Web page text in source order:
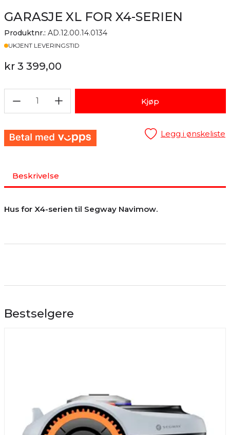
GARASJE XL FOR X4-SERIEN
Produktnr.: AD.12.00.14.0134
Lager
UKJENT LEVERINGSTID
kr 3 399,00
1 Kjøp
Legg i ønskeliste
Beskrivelse
Hus for X4-serien til Segway Navimow.
Bestselgere